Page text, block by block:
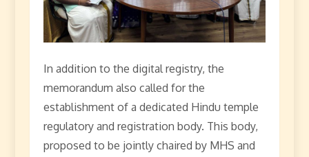
In addition to the digital registry, the
memorandum also called for the
establishment of a dedicated Hindu temple
regulatory and registration body. This body,
proposed to be jointly chaired by MHS and